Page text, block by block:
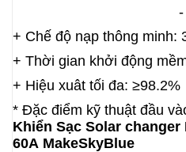
- 48V:
+ Chế độ nạp thông minh:
+ Thời gian khởi động
+ Hiệu xuât tối đa: ≥98.2%
* Đặc điểm kỹ thuật đầu
Khiển Sạc Solar changer
60A MakeSkyBlue